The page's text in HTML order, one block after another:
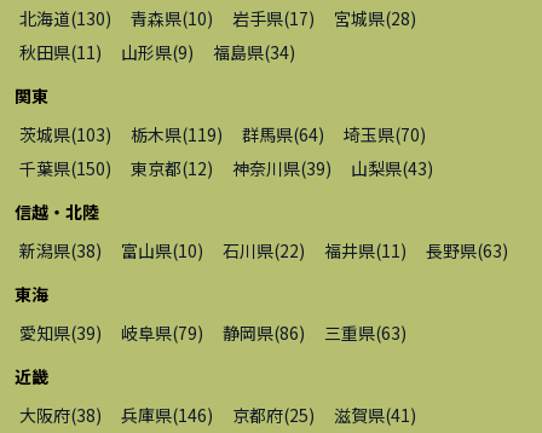
北海道(130) 青森県(10) 岩手県(17) 宮城県(28)
秋田県(11) 山形県(9) 福島県(34)
関東
茨城県(103) 栃木県(119) 群馬県(64) 埼玉県(70)
千葉県(150) 東京都(12) 神奈川県(39) 山梨県(43)
信越・北陸
新潟県(38) 富山県(10) 石川県(22) 福井県(11) 長野県(63)
東海
愛知県(39) 岐阜県(79) 静岡県(86) 三重県(63)
近畿
大阪府(38) 兵庫県(146) 京都府(25) 滋賀県(41)